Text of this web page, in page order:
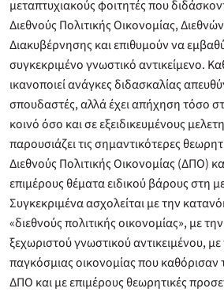
μεταπτυχιακούς φοιτητές που
Διεθνούς Πολιτικής Οικονομίας,
Διακυβέρνησης και επιθυμούν να
συγκεκριμένο γνωστικό αντικείμενο.
ικανοποιεί ανάγκες διδασκαλίας
σπουδαστές, αλλά έχει απήχηση τόσο
κοινό όσο και σε εξειδικευμένους
παρουσιάζει τις σημαντικότερες
Διεθνούς Πολιτικής Οικονομίας (ΔΠΟ)
επιμέρους θέματα ειδικού βάρους στη
Συγκεκριμένα ασχολείται με την
«διεθνούς πολιτικής οικονομίας», με
ξεχωριστού γνωστικού αντικειμένου, με
παγκόσμιας οικονομίας που καθόρισαν
ΔΠΟ και με επιμέρους θεωρητικές